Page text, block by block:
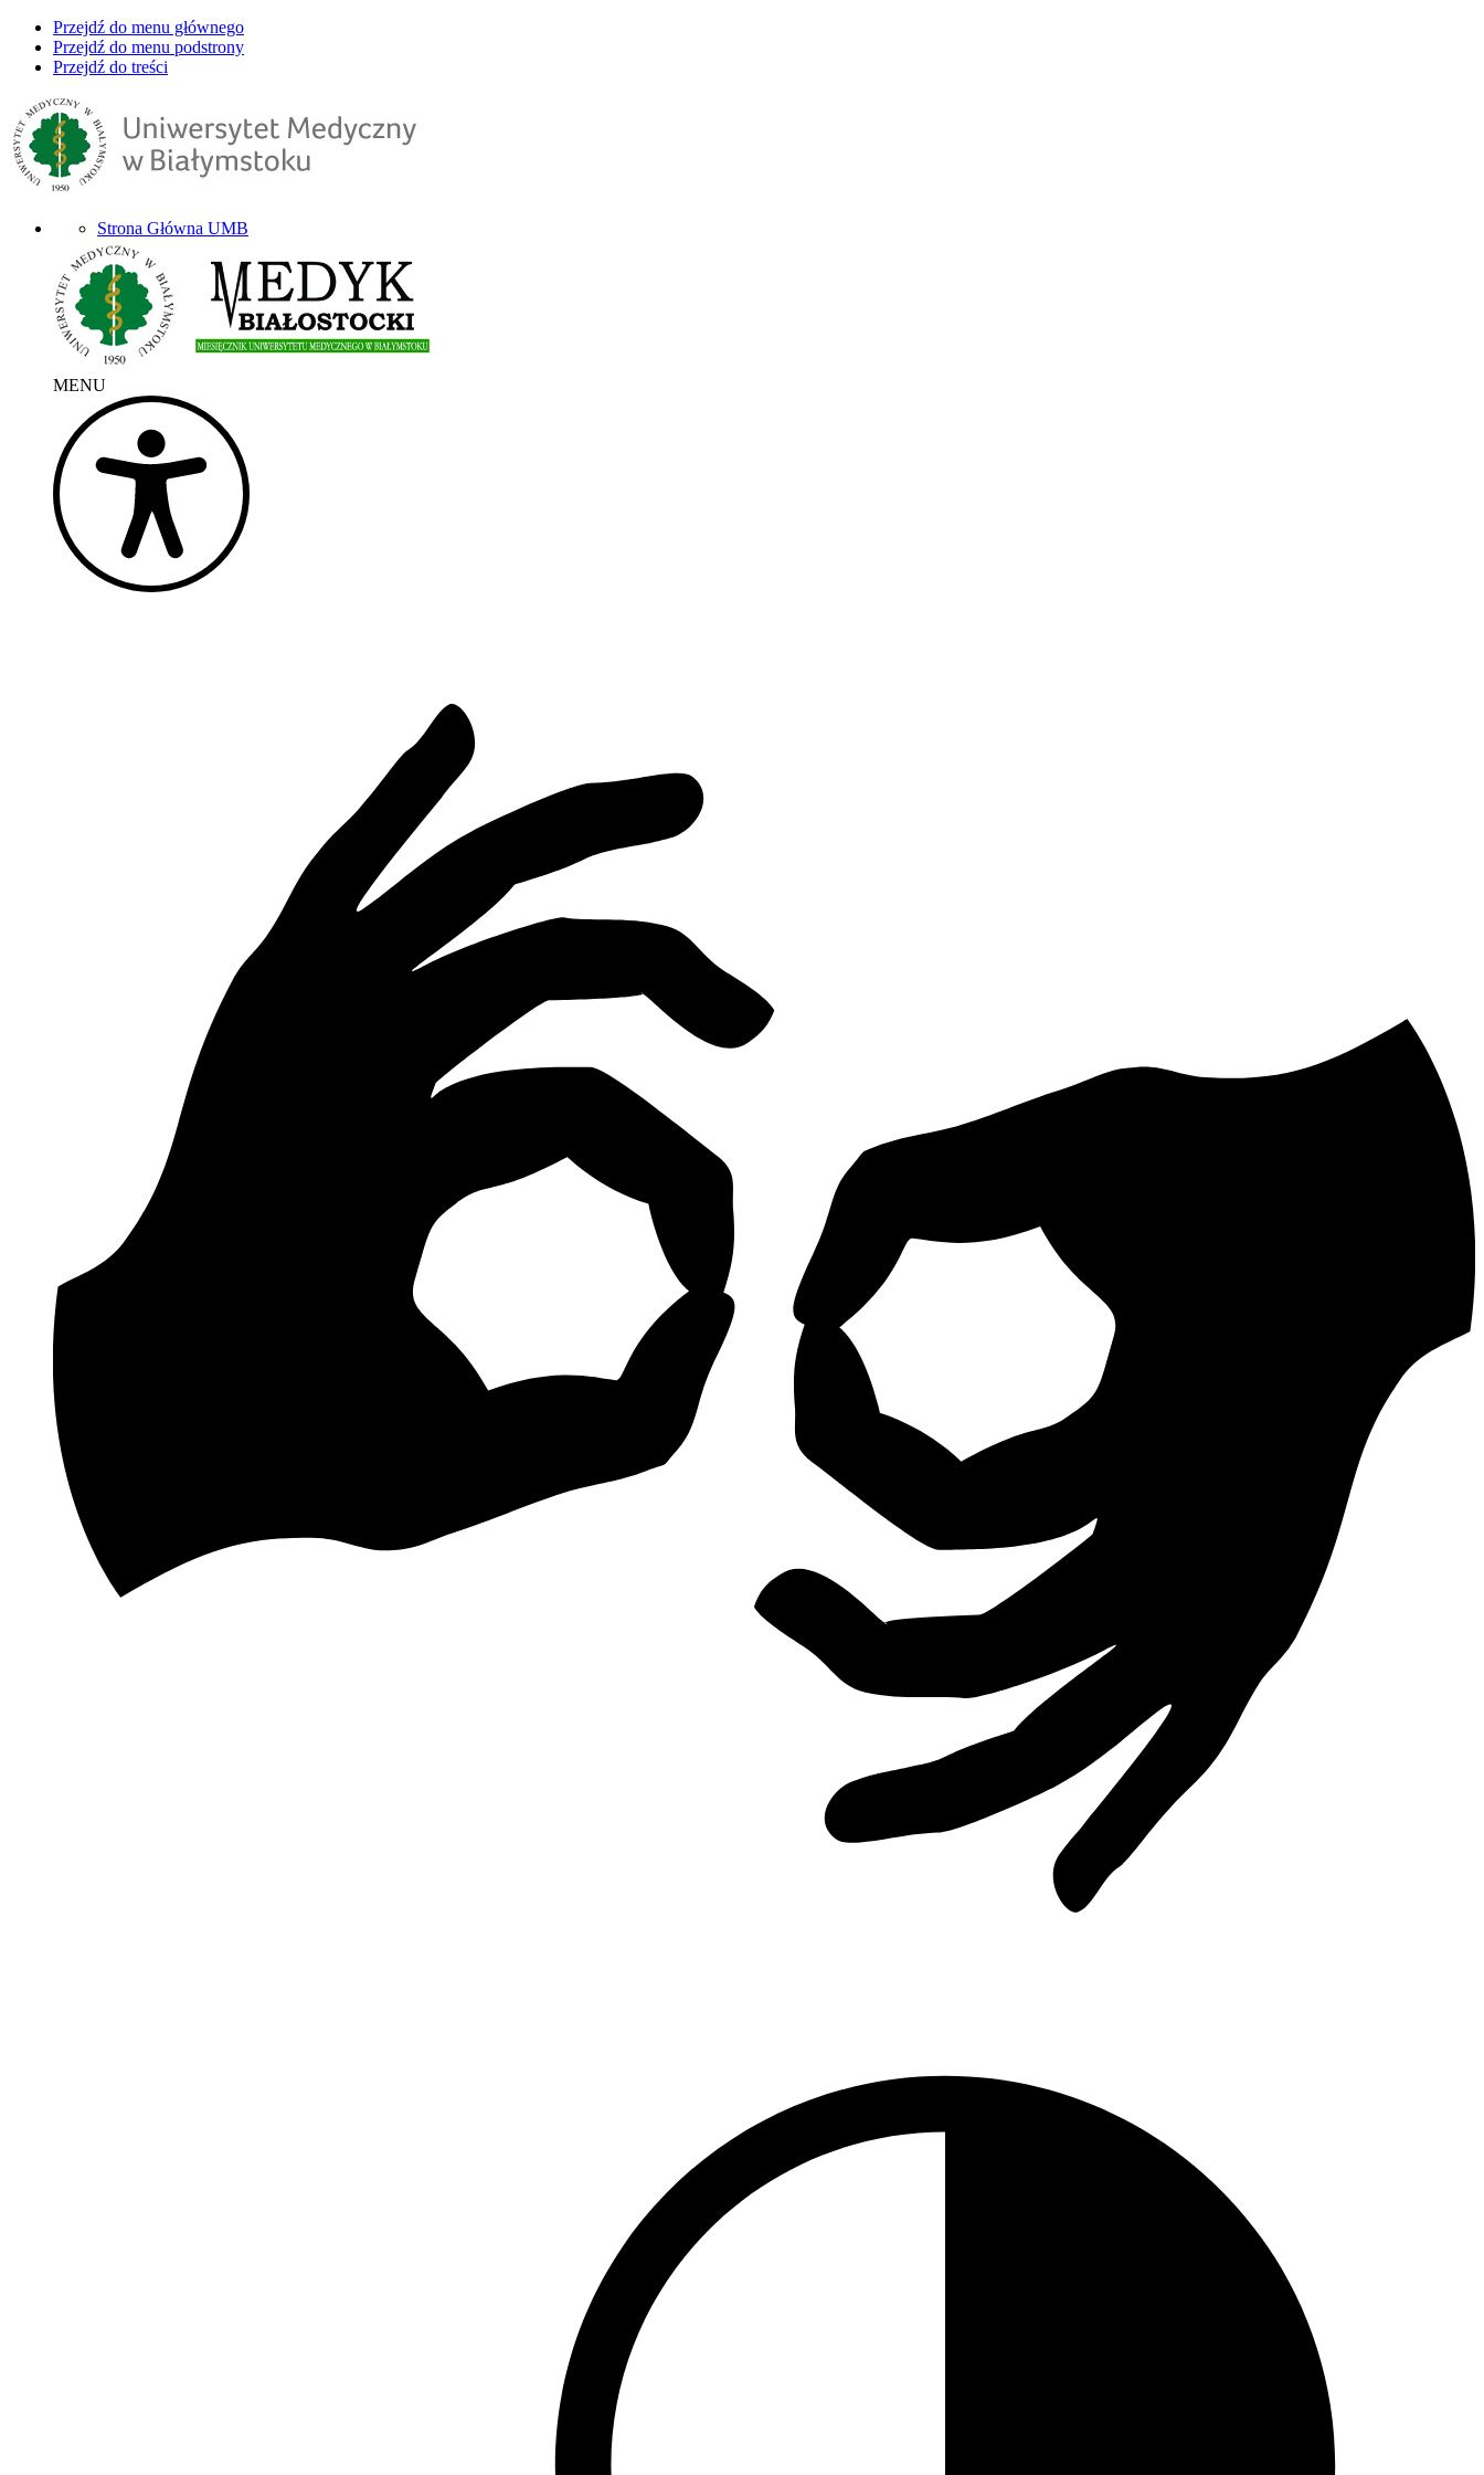
Przejdź do menu głównego
Przejdź do menu podstrony
Przejdź do treści
Strona Główna UMB
MENU